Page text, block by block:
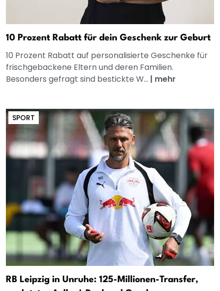
10 Prozent Rabatt für dein Geschenk zur Geburt
10 Prozent Rabatt auf personalisierte Geschenke für
frischgebackene Eltern und deren Familien.
Besonders gefragt sind bestickte W... | mehr
SPORT
RB Leipzig in Unruhe: 125-Millionen-Transfer,